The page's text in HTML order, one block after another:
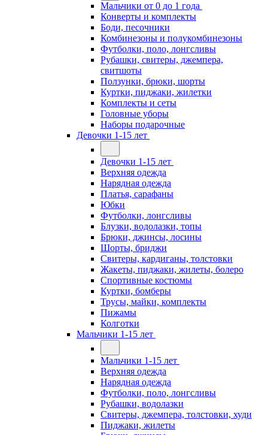
Мальчики от 0 до 1 года
Конверты и комплекты
Боди, песочники
Комбинезоны и полукомбинезоны
Футболки, поло, лонгсливы
Рубашки, свитеры, джемпера,
свитшоты
Ползунки, брюки, шорты
Куртки, пиджаки, жилетки
Комплекты и сеты
Головные уборы
Наборы подарочные
Девочки 1-15 лет
Девочки 1-15 лет
Верхняя одежда
Нарядная одежда
Платья, сарафаны
Юбки
Футболки, лонгсливы
Блузки, водолазки, топы
Брюки, джинсы, лосины
Шорты, бриджи
Свитеры, кардиганы, толстовки
Жакеты, пиджаки, жилеты, болеро
Спортивные костюмы
Куртки, бомберы
Трусы, майки, комплекты
Пижамы
Колготки
Мальчики 1-15 лет
Мальчики 1-15 лет
Верхняя одежда
Нарядная одежда
Футболки, поло, лонгсливы
Рубашки, водолазки
Свитеры, джемпера, толстовки, худи
Пиджаки, жилеты